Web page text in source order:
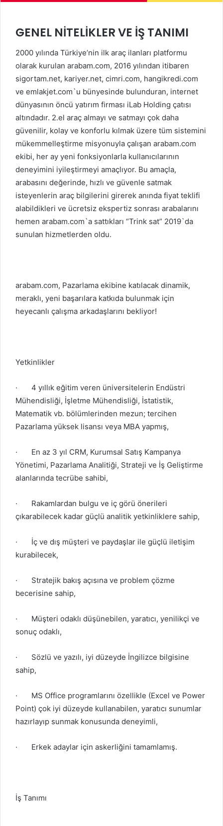
GENEL NİTELİKLER VE İŞ TANIMI
2000 yılında Türkiye’nin ilk araç ilanları platformu
olarak kurulan arabam.com, 2016 yılından itibaren
sigortam.net, kariyer.net, cimri.com, hangikredi.com
ve emlakjet.com`u bünyesinde bulunduran, internet
dünyasının öncü yatırım firması iLab Holding çatısı
altındadır. 2.el araç almayı ve satmayı çok daha
güvenilir, kolay ve konforlu kılmak üzere tüm sistemini
mükemmelleştirme misyonuyla çalışan arabam.com
ekibi, her ay yeni fonksiyonlarla kullanıcılarının
deneyimini iyileştirmeyi amaçlıyor. Bu amaçla,
arabasını değerinde, hızlı ve güvenle satmak
isteyenlerin araç bilgilerini girerek anında fiyat teklifi
alabildikleri ve ücretsiz ekspertiz sonrası arabalarını
hemen arabam.com`a sattıkları “Trink sat” 2019`da
sunulan hizmetlerden oldu.
arabam.com, Pazarlama ekibine katılacak dinamik,
meraklı, yeni başarılara katkıda bulunmak için
heyecanlı çalışma arkadaşlarını bekliyor!
Yetkinlikler
·
4 yıllık eğitim veren üniversitelerin Endüstri
Mühendisliği, İşletme Mühendisliği, İstatistik,
Matematik vb. bölümlerinden mezun; tercihen
Pazarlama yüksek lisansı veya MBA yapmış,
·
En az 3 yıl CRM, Kurumsal Satış Kampanya
Yönetimi, Pazarlama Analitiği, Strateji ve İş Geliştirme
alanlarında tecrübe sahibi,
·
Rakamlardan bulgu ve iç görü önerileri
çıkarabilecek kadar güçlü analitik yetkinliklere sahip,
·
İç ve dış müşteri ve paydaşlar ile güçlü iletişim
kurabilecek,
·
Stratejik bakış açısına ve problem çözme
becerisine sahip,
·
Müşteri odaklı düşünebilen, yaratıcı, yenilikçi ve
sonuç odaklı,
·
Sözlü ve yazılı, iyi düzeyde İngilizce bilgisine
sahip,
·
MS Office programlarını özellikle (Excel ve Power
Point) çok iyi düzeyde kullanabilen, yaratıcı sunumlar
hazırlayıp sunmak konusunda deneyimli,
· Erkek adaylar için askerliğini tamamlamış.
İş Tanımı